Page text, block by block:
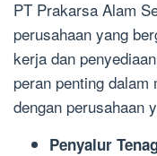
PT Prakarsa Alam
perusahaan yang
kerja dan
peran penting
dengan perusahaan
Penyalur